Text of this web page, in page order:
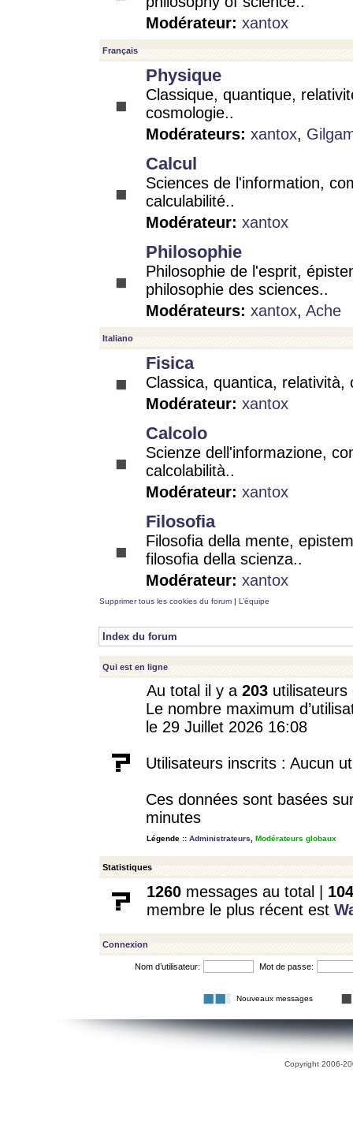
Modérateur: xantox
Français
Physique
Classique, quantique,
cosmologie..
Modérateurs: xantox,
Calcul
Sciences de l'information,
calculabilité..
Modérateur: xantox
Philosophie
Philosophie de l'esprit,
philosophie des sciences..
Modérateurs: xantox, Ache
Italiano
Fisica
Classica, quantica, relatività,
Modérateur: xantox
Calcolo
Scienze dell'informazione,
calcolabilità..
Modérateur: xantox
Filosofia
Filosofia della mente,
filosofia della scienza..
Modérateur: xantox
Supprimer tous les cookies du forum | L’équipe
Index du forum
Qui est en ligne
Au total il y a 203
Le nombre maximum
le 29 Juillet 2026 16:08
Utilisateurs inscrits : Aucun
Ces données sont basées
minutes
Légende :: Administrateurs Modérateurs globaux
Statistiques
1260 messages au total | 104
membre le plus récent est
Connexion
Nom d’utilisateur: Mot de passe:
Nouveaux messages
Copyright 2006-